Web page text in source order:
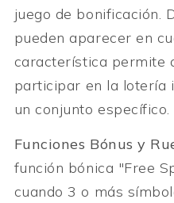
juego de bonificación.
pueden aparecer en
característica permite
participar en la lotería
un conjunto específico.
Funciones Bónus y
función bónica "Free
cuando 3 o más